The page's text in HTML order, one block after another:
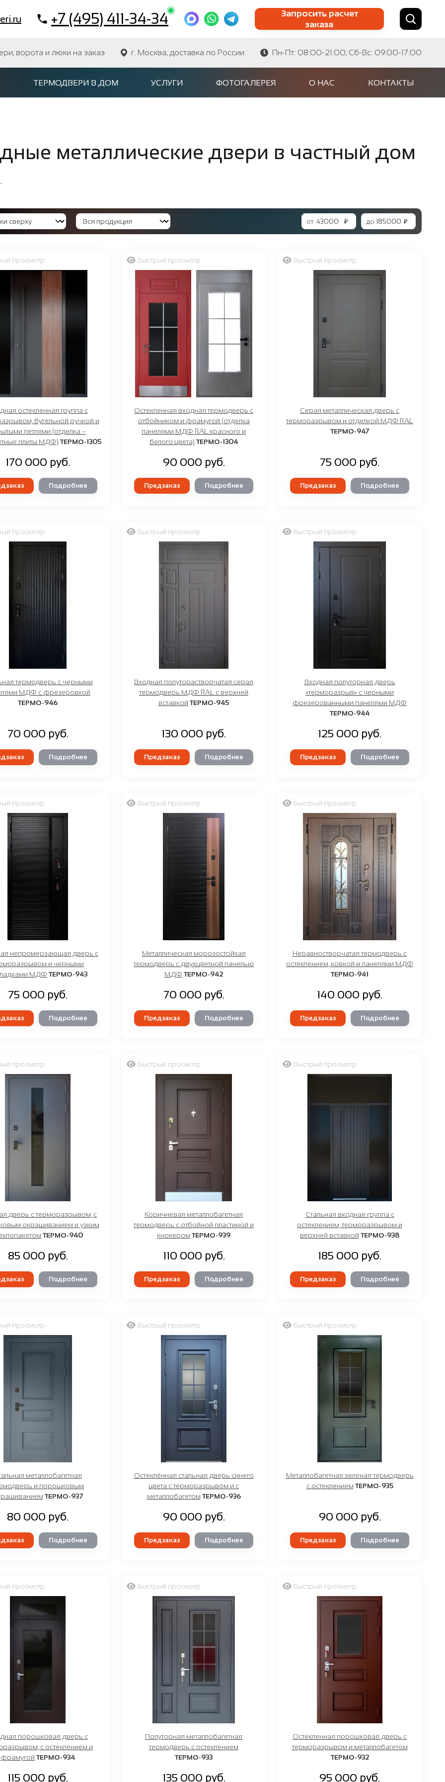
+7 (495) 411-34-34
Запросить расчет
заказа
Найти по сайту Найти по артикулу
ворота и люки на заказ г. Москва, доставка по России Пн-Пт: 08:00-21:00, Сб-Вс: 09:00-17:00
ТЕРМОДВЕРИ В ДОМ УСЛУГИ ФОТОГАЛЕРЕЯ О НАС КОНТАКТЫ
металлические двери в частный дом
от ₽ до ₽
просмотр
остекленная группа с
бугельной ручкой и
петлями (отделка –
плиты МДФ) ТЕРМО-1305
170 000 руб.
Подробнее
Быстрый просмотр
Остекленная входная термодверь с
отбойником и фрамугой (отделка
панелями МДФ RAL красного и
белого цвета) ТЕРМО-1304
90 000 руб.
Предзаказ Подробнее
Быстрый просмотр
Серая металлическая дверь с
терморазрывом и отделкой МДФ RAL
ТЕРМО-947
75 000 руб.
Предзаказ Подробнее
просмотр
термодверь с черными
МДФ с фрезеровкой
ТЕРМО-946
70 000 руб.
Подробнее
Быстрый просмотр
Входная полуторастворчатая серая
термодверь МДФ RAL с верхней
вставкой ТЕРМО-945
130 000 руб.
Предзаказ Подробнее
Быстрый просмотр
Входная полуторная дверь
«терморазрыв» с черными
фрезерованными панелями МДФ
ТЕРМО-944
125 000 руб.
Предзаказ Подробнее
просмотр
непромерзающая дверь с
и черными
МДФ ТЕРМО-943
75 000 руб.
Подробнее
Быстрый просмотр
Металлическая морозостойкая
термодверь с двухцветной панелью
МДФ ТЕРМО-942
70 000 руб.
Предзаказ Подробнее
Быстрый просмотр
Неравностворчатая термодверь с
остеклением, ковкой и панелями МДФ
ТЕРМО-941
140 000 руб.
Предзаказ Подробнее
просмотр
дверь с терморазрывом, с
окрашиванием и узким
ТЕРМО-940
85 000 руб.
Подробнее
Быстрый просмотр
Коричневая металлобагетная
термодверь с отбойной пластиной и
кнокером ТЕРМО-939
110 000 руб.
Предзаказ Подробнее
Быстрый просмотр
Стальная входная группа с
остеклением, терморазрывом и
верхней вставкой ТЕРМО-938
185 000 руб.
Предзаказ Подробнее
просмотр
металлобагетная
и порошковым
ТЕРМО-937
80 000 руб.
Подробнее
Быстрый просмотр
Остеклённая стальная дверь синего
цвета с терморазрывом и с
металлобагетом ТЕРМО-936
90 000 руб.
Предзаказ Подробнее
Быстрый просмотр
Металлобагетная зеленая термодверь
с остеклением ТЕРМО-935
90 000 руб.
Предзаказ Подробнее
просмотр
порошковая дверь с
с остеклением и
фрамугой ТЕРМО-934
115 000 руб.
Быстрый просмотр
Полуторная металлобагетная
термодверь с остеклением
ТЕРМО-933
135 000 руб.
Быстрый просмотр
Остекленная порошковая дверь с
терморазрывом и металлобагетом
ТЕРМО-932
95 000 руб.